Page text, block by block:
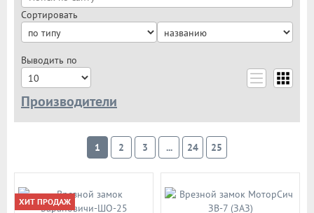
Сортировать
Выводить по
Производители
Apecs
Kalekilit
Эльбор
Гардиан
1 2 3 ... 24 25
ХИТ ПРОДАЖ